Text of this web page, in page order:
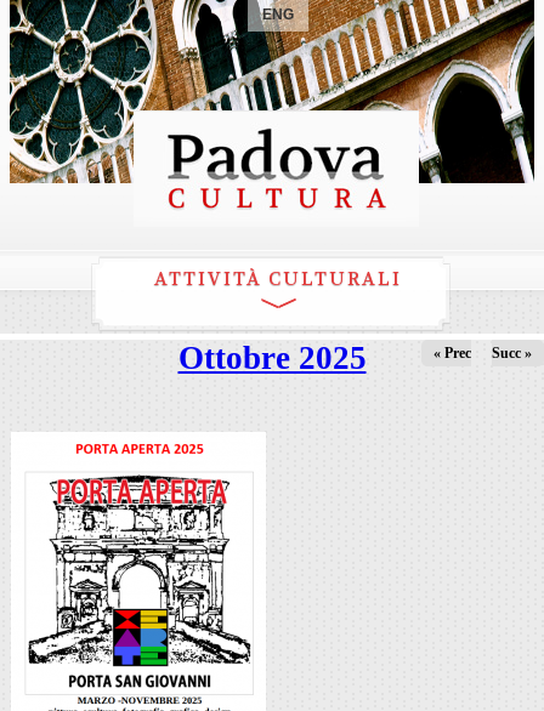
ENG
ATTIVITÀ CULTURALI
Ottobre 2025 « Prec Succ »